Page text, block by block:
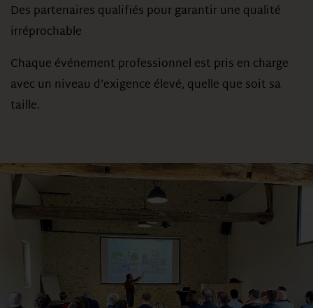
Des partenaires qualifiés pour garantir une qualité
irréprochable
Chaque événement professionnel est pris en charge
avec un niveau d’exigence élevé, quelle que soit sa
taille.